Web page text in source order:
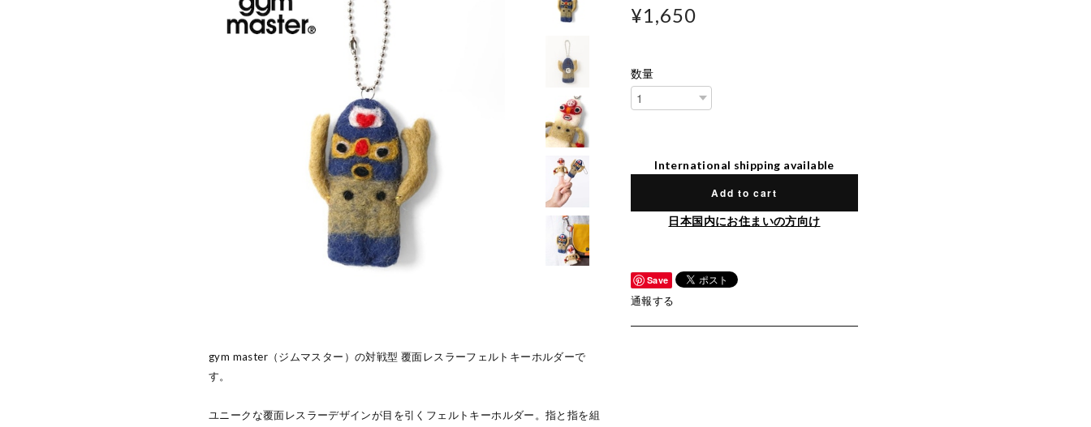
gym master（ジムマスター）の対戦型 覆面レスラーフェルトキーホルダーで
す。
ユニークな覆面レスラーデザインが目を引くフェルトキーホルダー。指と指を組
¥1,650
数量
International shipping available
Add to cart
日本国内にお住まいの方向け
Save
通報する